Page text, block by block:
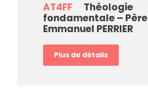
AT4FF
Théologie
fondamentale – Père
Emmanuel PERRIER
Plus de détails